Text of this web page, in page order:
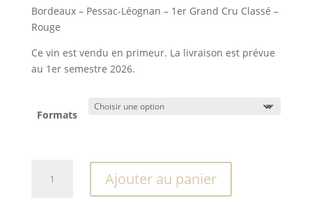
Bordeaux – Pessac-Léognan – 1er Grand Cru Classé –
Rouge
Ce vin est vendu en primeur. La livraison est prévue
au 1er semestre 2026.
Formats
Ajouter au panier